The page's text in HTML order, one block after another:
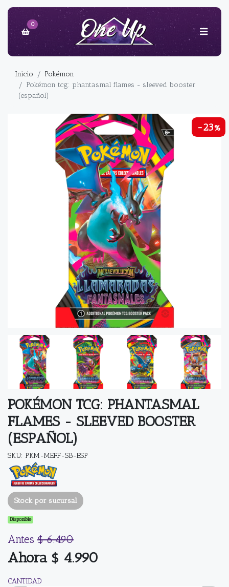
0
Inicio
Pokémon
Pokémon tcg: phantasmal flames - sleeved booster
(español)
-23%
POKÉMON TCG: PHANTASMAL
FLAMES - SLEEVED BOOSTER
(ESPAÑOL)
SKU: PKM-MEFF-SB-ESP
Stock por sucursal
Disponible
Antes $ 6.490
Ahora $ 4.990
CANTIDAD